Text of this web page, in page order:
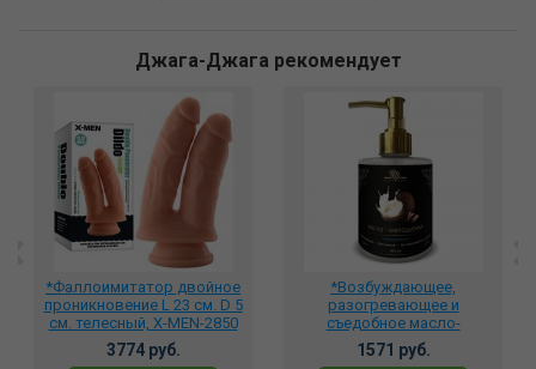
Джага-Джага рекомендует
*Фаллоимитатор двойное
проникновение L 23 см. D 5
см. телесный, X-MEN-2850
3774 руб.
*Возбуждающее,
разогревающее и
съедобное масло-
афродизиак для тела со
вкусом Баунти, BMN-0118
1571 руб.